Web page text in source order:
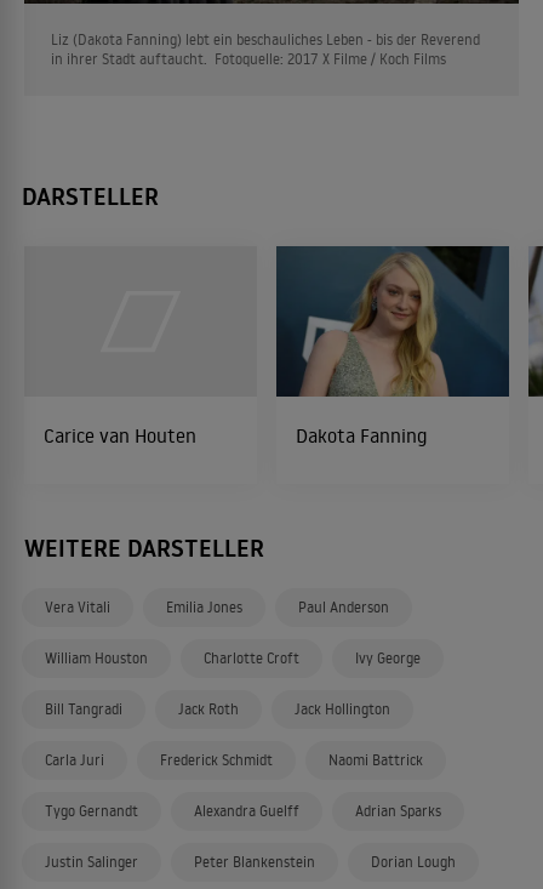
Liz (Dakota Fanning) lebt ein beschauliches Leben - bis der Reverend
in ihrer Stadt auftaucht. Fotoquelle: 2017 X Filme / Koch Films
DARSTELLER
Carice van Houten Dakota Fanning
WEITERE DARSTELLER
Vera Vitali Emilia Jones Paul Anderson
William Houston Charlotte Croft Ivy George
Bill Tangradi Jack Roth Jack Hollington
Carla Juri Frederick Schmidt Naomi Battrick
Tygo Gernandt Alexandra Guelff Adrian Sparks
Justin Salinger Peter Blankenstein Dorian Lough